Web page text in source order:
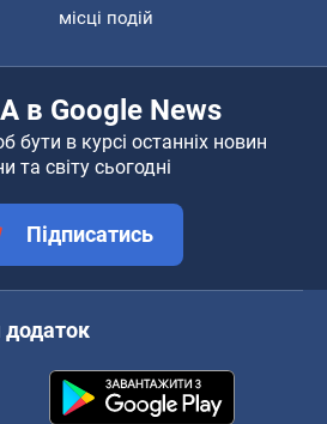
місці подій
в Google News
бути в курсі останніх новин
та світу сьогодні
Підписатись